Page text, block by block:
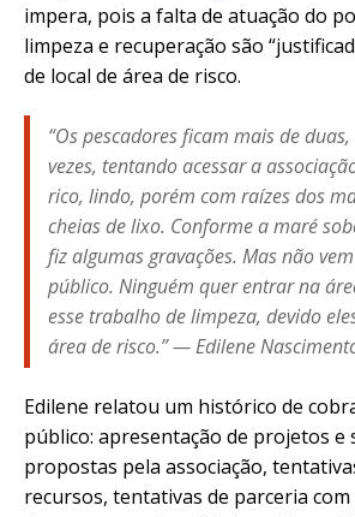
impera, pois a falta de atuação do
limpeza e recuperação são
de local de área de risco.
“Os pescadores ficam mais de
vezes, tentando acessar a
rico, lindo, porém com raízes dos
cheias de lixo. Conforme a maré
fiz algumas gravações. Mas não
público. Ninguém quer entrar na
esse trabalho de limpeza, devido
área de risco.” — Edilene
Edilene relatou um histórico de
público: apresentação de projetos e
propostas pela associação,
recursos, tentativas de parceria com